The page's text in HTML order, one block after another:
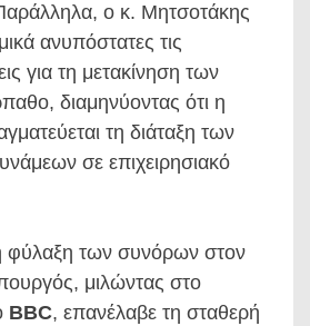
ο κ. Μητσοτάκης
ανυπόστατες τις
για τη μετακίνηση των
διαμηνύοντας ότι η
τη διάταξη των
σε επιχειρησιακό
φύλαξη των συνόρων στον
μιλώντας στο
BBC, επανέλαβε τη σταθερή